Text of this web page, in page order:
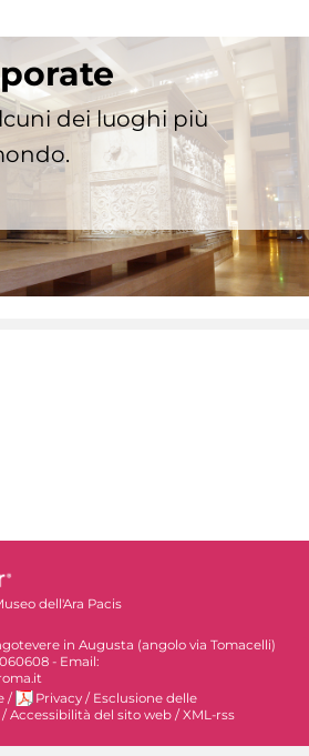
dei luoghi più
dell'Ara Pacis
in Augusta (angolo via Tomacelli)
- Email:
/ Privacy / Esclusione delle
/ Accessibilità del sito web / XML-rss